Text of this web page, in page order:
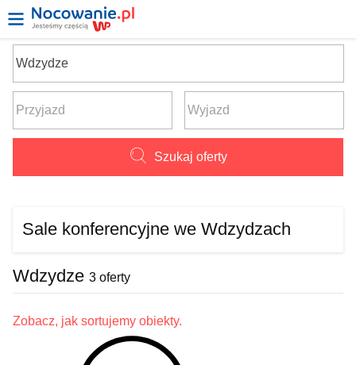
Szukaj oferty
Sale konferencyjne we Wdzydzach
Wdzydze 3 oferty
Zobacz, jak sortujemy obiekty.